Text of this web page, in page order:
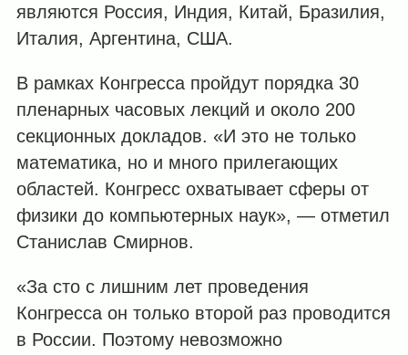
являются Россия, Индия, Китай, Бразилия,
Италия, Аргентина, США.
В рамках Конгресса пройдут порядка 30
пленарных часовых лекций и около 200
секционных докладов. «И это не только
математика, но и много прилегающих
областей. Конгресс охватывает сферы от
физики до компьютерных наук», — отметил
Станислав Смирнов.
«За сто с лишним лет проведения
Конгресса он только второй раз проводится
в России. Поэтому невозможно